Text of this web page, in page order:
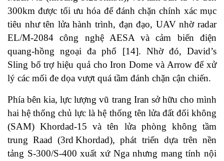
300km được tối ưu hóa để đánh chặn chính xác mục
tiêu như tên lửa hành trình, đạn đạo, UAV nhờ radar
EL/M‑2084 công nghệ AESA và cảm biến điện
quang-hồng ngoại đa phổ [14]. Nhờ đó, David’s
Sling bổ trợ hiệu quả cho Iron Dome và Arrow để xử
lý các mối đe dọa vượt quá tầm đánh chặn cận chiến.
Phía bên kia, lực lượng vũ trang Iran sở hữu cho mình
hai hệ thống chủ lực là hệ thống tên lửa đất đối không
(SAM) Khordad‑15 và tên lửa phòng không tầm
trung Raad (3rd Khordad), phát triển dựa trên nền
tảng S‑300/S‑400 xuất xứ Nga nhưng mang tính nội